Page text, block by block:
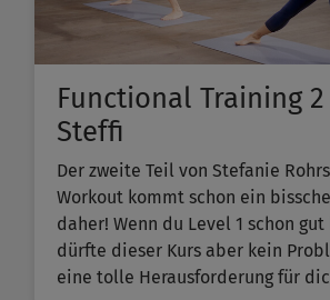
Functional Training
Steffi
Der zweite Teil von Stefanie
Workout kommt schon ein
daher! Wenn du Level 1 schon
dürfte dieser Kurs aber kein
eine tolle Herausforderung für